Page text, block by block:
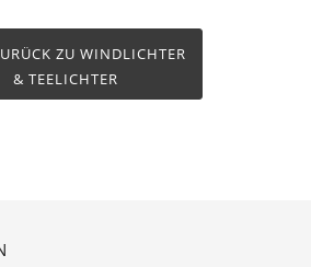
ZU WINDLICHTER
& TEELICHTER